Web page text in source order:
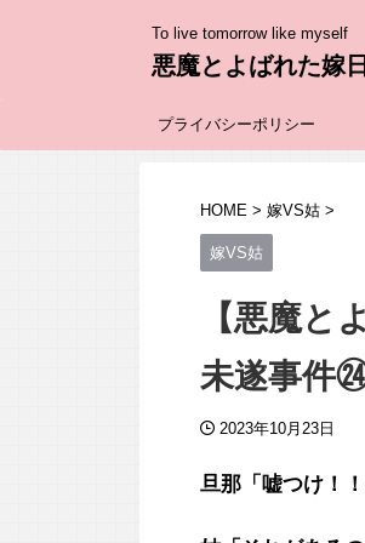
To live tomorrow like myself
悪魔とよばれた嫁
プライバシーポリシー
HOME > 嫁VS姑 >
嫁VS姑
【悪魔と
未遂事件
2023年10月23日
旦那「嘘つけ！